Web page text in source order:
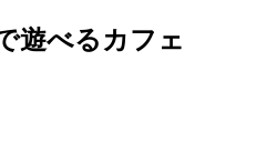
遊べるカフェ